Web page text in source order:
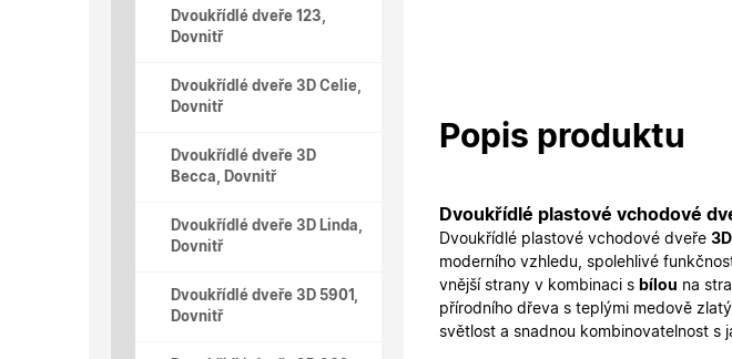
Popis produktu
Dvoukřídlé plastové vchodové
Dvoukřídlé plastové vchodové dveře
moderního vzhledu, spolehlivé
vnější strany v kombinaci s bílou na
přírodního dřeva s teplými medově
světlost a snadnou kombinovatelnost s
Dvoukřídlé dveře 123,
Dovnitř
Dvoukřídlé dveře 3D Celie,
Dovnitř
Dvoukřídlé dveře 3D
Becca, Dovnitř
Dvoukřídlé dveře 3D Linda,
Dovnitř
Dvoukřídlé dveře 3D 5901,
Dovnitř